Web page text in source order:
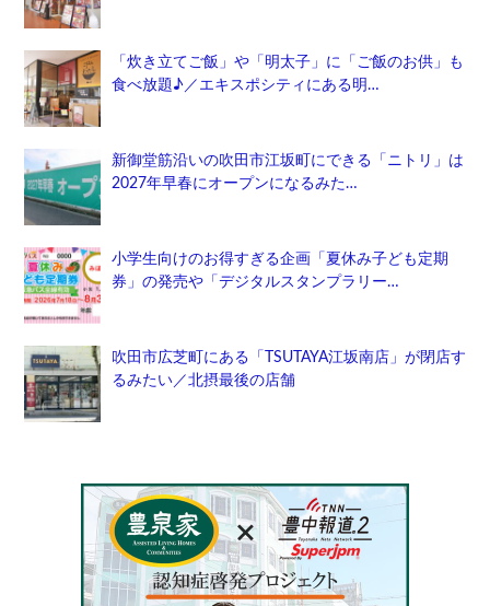
「炊き立てご飯」や「明太子」に「ご飯のお供」も
食べ放題♪／エキスポシティにある明…
新御堂筋沿いの吹田市江坂町にできる「ニトリ」は
2027年早春にオープンになるみた…
小学生向けのお得すぎる企画「夏休み子ども定期
券」の発売や「デジタルスタンプラリー…
吹田市広芝町にある「TSUTAYA江坂南店」が閉店す
るみたい／北摂最後の店舗